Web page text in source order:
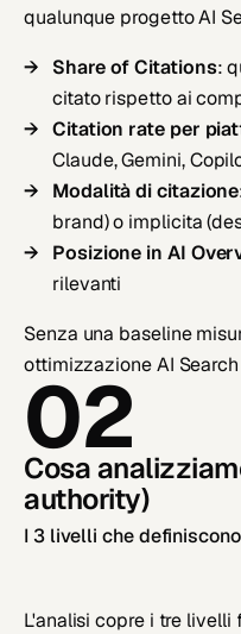
qualunque progetto AI
Share of Citations:
citato rispetto ai
Citation rate per
Claude, Gemini,
Modalità di citazione
brand) o implicita
Posizione in AI
rilevanti
Senza una baseline
ottimizzazione AI
02
Cosa
authority)
I 3 livelli che
L'analisi copre i tre